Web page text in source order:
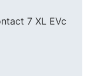
7 XL EVc